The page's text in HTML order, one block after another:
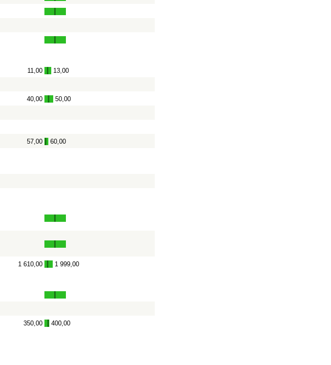
11,00 - 13,00
40,00 - 50,00
57,00 - 60,00
1 610,00 - 1 999,00
350,00 - 400,00